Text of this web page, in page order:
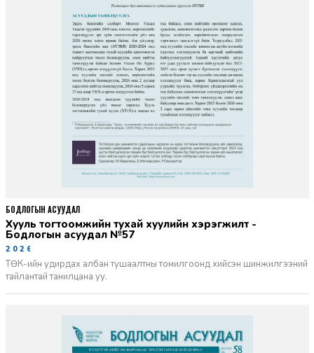
Хууль тогтоомжийн тухай хуулийн хэрэгжилт -
Бодлогын асуудал №57
2026-06-02
ТӨК-ийн удирдах албан тушаалтны томилгоонд хийсэн шинжилгээний
тайлантай танилцана уу.
БОДЛОГЫН АСУУДАЛ